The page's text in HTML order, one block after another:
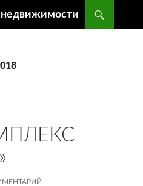
недвижимости